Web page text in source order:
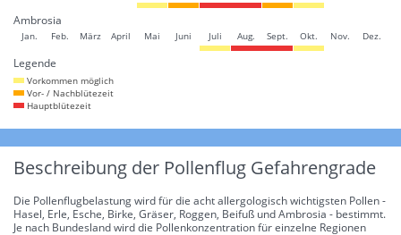
Ambrosia
Jan. Feb. März April Mai Juni Juli Aug. Sept. Okt. Nov. Dez.
Legende
Vorkommen möglich
Vor- / Nachblütezeit
Hauptblütezeit
Beschreibung der Pollenflug Gefahrengrade
Die Pollenflugbelastung wird für die acht allergologisch wichtigsten Pollen -
Hasel, Erle, Esche, Birke, Gräser, Roggen, Beifuß und Ambrosia - bestimmt.
Je nach Bundesland wird die Pollenkonzentration für einzelne Regionen